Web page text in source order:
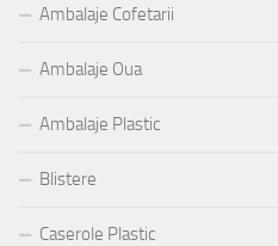
Ambalaje Cofetarii
Ambalaje Oua
Ambalaje Plastic
Blistere
Caserole Plastic